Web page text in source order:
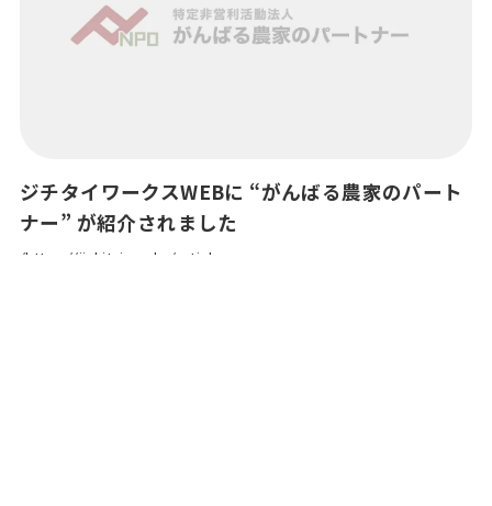
ジチタイワークスWEBに “がんばる農家のパート
ナー” が紹介されました
/https://jichitai.works/articl…